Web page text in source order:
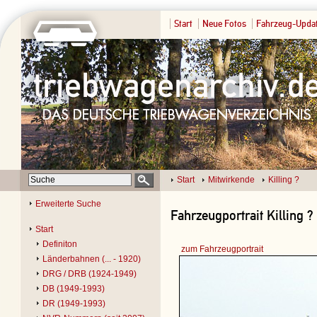
Start Neue Fotos Fahrzeug-
Start Mitwirkende Killing ?
Erweiterte Suche
Start
Definiton
Länderbahnen (... - 1920)
DRG / DRB (1924-1949)
DB (1949-1993)
DR (1949-1993)
Fahrzeugportrait Killing ?
zum Fahrzeugportrait